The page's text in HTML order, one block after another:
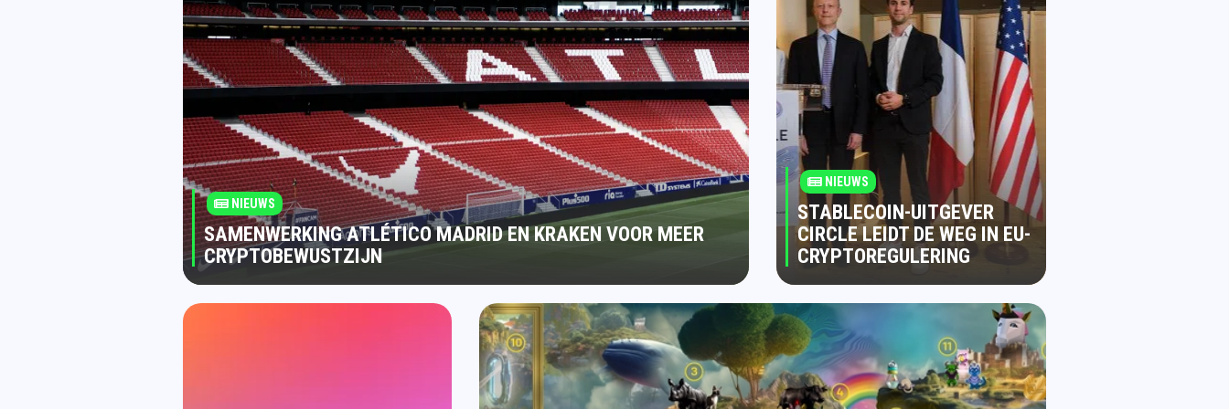
NIEUWS
SAMENWERKING ATLÉTICO MADRID EN KRAKEN VOOR MEER
CRYPTOBEWUSTZIJN
NIEUWS
STABLECOIN-UITGEVER
CIRCLE LEIDT DE WEG IN EU-
CRYPTOREGULERING